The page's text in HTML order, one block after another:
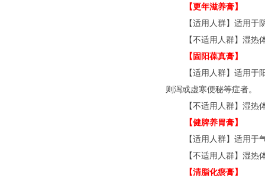
【更年滋养膏】
【适用人群】适用
【不适用人群】湿热
【固阳葆真膏】
【适用人群】适用
则泻或虚寒便秘等症者。
【不适用人群】湿热
【健脾养胃膏】
【适用人群】适用
【不适用人群】湿热
【清脂化瘀膏】